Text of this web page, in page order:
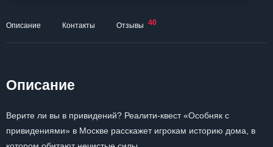
Описание Контакты Отзывы 40
Описание
Верите ли вы в привидений? Реалити-квест «Особняк с
привидениями» в Москве расскажет игрокам историю дома, в